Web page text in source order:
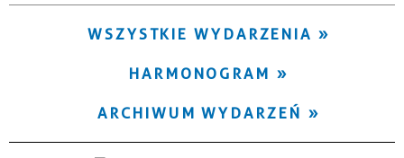
WSZYSTKIE WYDARZENIA
HARMONOGRAM
ARCHIWUM WYDARZEŃ